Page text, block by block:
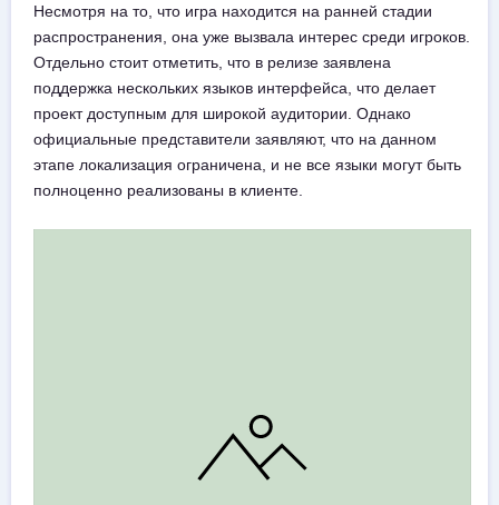
Несмотря на то, что игра находится на ранней стадии
распространения, она уже вызвала интерес среди игроков.
Отдельно стоит отметить, что в релизе заявлена
поддержка нескольких языков интерфейса, что делает
проект доступным для широкой аудитории. Однако
официальные представители заявляют, что на данном
этапе локализация ограничена, и не все языки могут быть
полноценно реализованы в клиенте.